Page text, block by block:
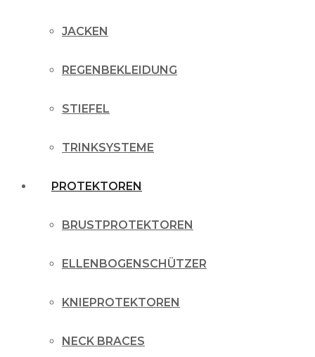
JACKEN
REGENBEKLEIDUNG
STIEFEL
TRINKSYSTEME
PROTEKTOREN
BRUSTPROTEKTOREN
ELLENBOGENSCHÜTZER
KNIEPROTEKTOREN
NECK BRACES